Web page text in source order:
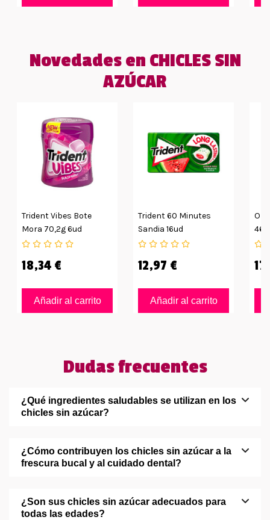
Novedades en CHICLES SIN
AZÚCAR
Trident Vibes Bote
Mora 70,2g 6ud
18,34 €
Añadir al carrito
Trident 60 Minutes
Sandia 16ud
12,97 €
Añadir al carrito
Dudas frecuentes
¿Qué ingredientes saludables se utilizan en los
chicles sin azúcar?
¿Cómo contribuyen los chicles sin azúcar a la
frescura bucal y al cuidado dental?
¿Son sus chicles sin azúcar adecuados para
todas las edades?